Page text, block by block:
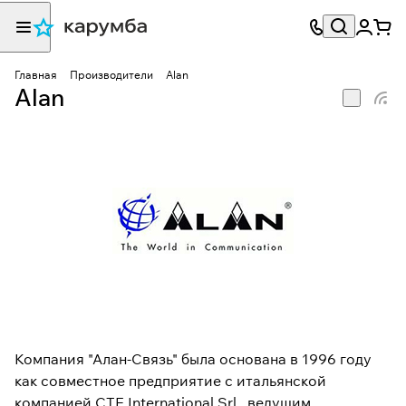
Главная Производители Alan
Alan
Компания "Алан-Связь" была основана в 1996 году
как совместное предприятие с итальянской
компанией CTE International Srl., ведущим